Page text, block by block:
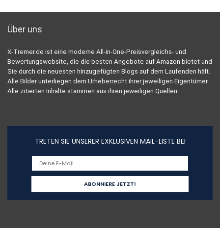
Über uns
X-Tremer.de ist eine moderne All-in-One-Preisvergleichs- und
Bewertungswebsite, die die besten Angebote auf Amazon bietet und
Sie durch die neuesten hinzugefügten Blogs auf dem Laufenden hält.
Alle Bilder unterliegen dem Urheberrecht ihrer jeweiligen Eigentümer.
Alle zitierten Inhalte stammen aus ihren jeweiligen Quellen.
TRETEN SIE UNSERER EXKLUSIVEN MAIL-LISTE BEI